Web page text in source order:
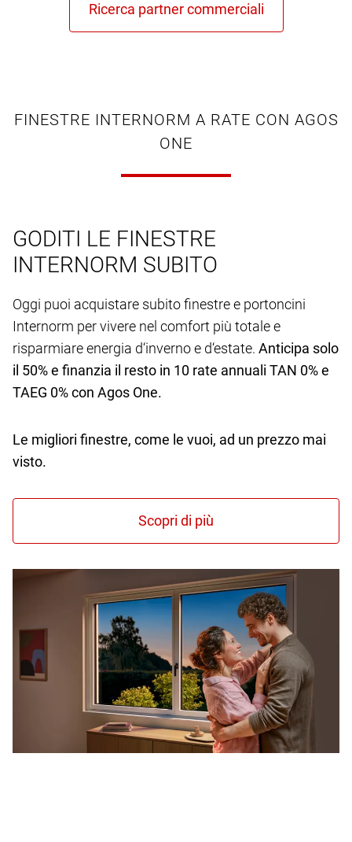
FINESTRE INTERNORM A RATE CON AGOS
ONE
GODITI LE FINESTRE
INTERNORM SUBITO
Oggi puoi acquistare subito finestre e portoncini
Internorm per vivere nel comfort più totale e
risparmiare energia d‘inverno e d‘estate. Anticipa solo
il 50% e finanzia il resto in 10 rate annuali TAN 0% e
TAEG 0% con Agos One.
Le migliori finestre, come le vuoi, ad un prezzo mai
visto.